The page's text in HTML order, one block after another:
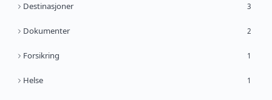
Destinasjoner 3
Dokumenter 2
Forsikring 1
Helse 1